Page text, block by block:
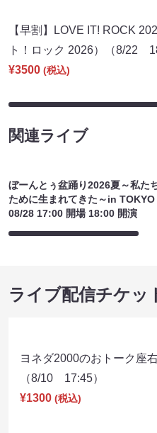
【早割】LOVE IT! ROCK
ト！ロック 2026）（8/22
¥3500 (税込)
関連ライブ
ぼーんとぅ盆踊り2026夏～私た
ために生まれてきた～in TOKYO
08/28 17:00 開場 18:00 開演
ライブ配信チケッ
ヨネダ2000のおトーク座
（8/10 17:45）
¥1300 (税込)